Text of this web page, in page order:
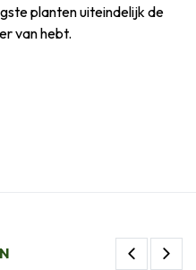
planten uiteindelijk de
van hebt.